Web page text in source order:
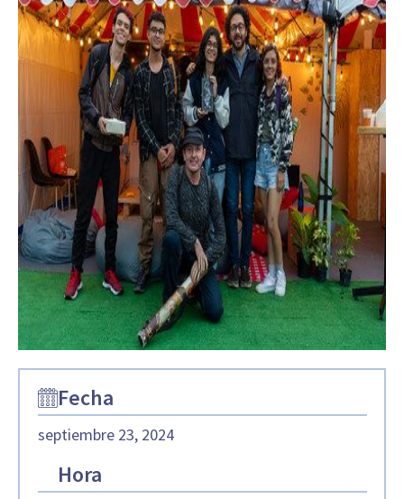
Fecha
septiembre 23, 2024
Hora